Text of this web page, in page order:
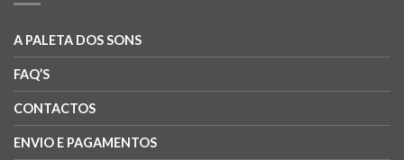
A PALETA DOS SONS
FAQ’S
CONTACTOS
ENVIO E PAGAMENTOS